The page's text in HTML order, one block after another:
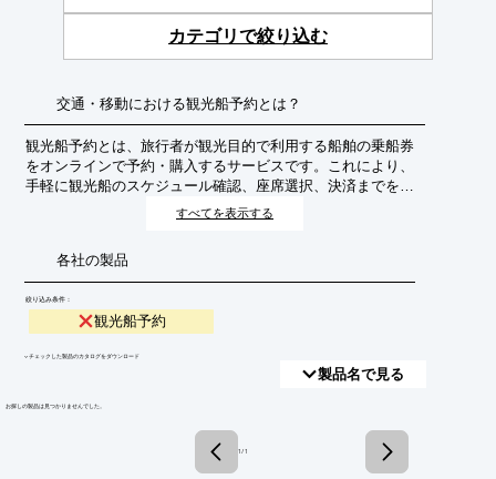
カテゴリで絞り込む
交通・移動における観光船予約とは？
観光船予約とは、旅行者が観光目的で利用する船舶の乗船券
をオンラインで予約・購入するサービスです。これにより、
手軽に観光船のスケジュール確認、座席選択、決済までを完
結させることが可能となり、観光体験の向上と事業者側の業
務効率化を目指します。
すべてを表示する
各社の製品
絞り込み条件：
観光船予約
​▼チェックした製品のカタログをダウンロード
製品名で見る
​お探しの製品は見つかりませんでした。
1 / 1